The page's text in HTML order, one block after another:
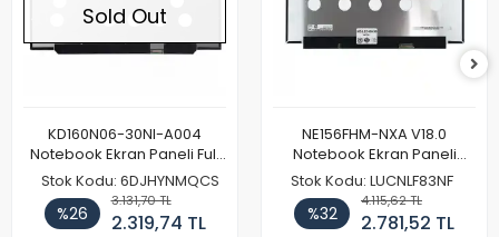
Sold Out
KD160N06-30NI-A004
Notebook Ekran Paneli Full
HD
Stok Kodu: 6DJHYNMQCS
%26
3.131,70 TL
2.319,74 TL
NE156FHM-NXA V18.0
Notebook Ekran Paneli
144Hz
Stok Kodu: LUCNLF83NF
%32
4.115,62 TL
2.781,52 TL